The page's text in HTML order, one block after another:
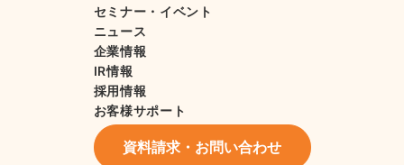
セミナー・イベント
ニュース
企業情報
IR情報
採用情報
お客様サポート
資料請求・お問い合わせ